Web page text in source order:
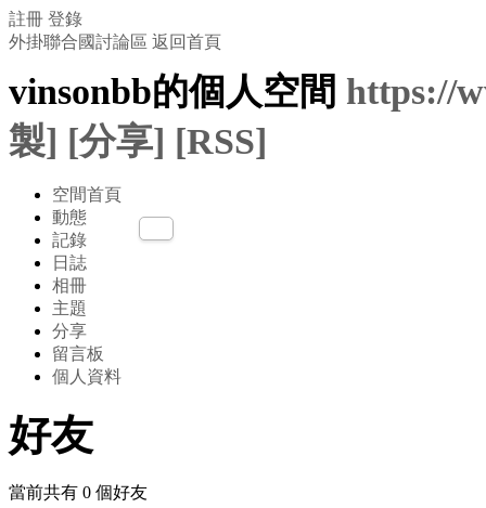
註冊 登錄
外掛聯合國討論區 返回首頁
vinsonbb的個人空間 https://
製] [分享] [RSS]
空間首頁
動態
記錄
日誌
相冊
主題
分享
留言板
個人資料
好友
當前共有 0 個好友